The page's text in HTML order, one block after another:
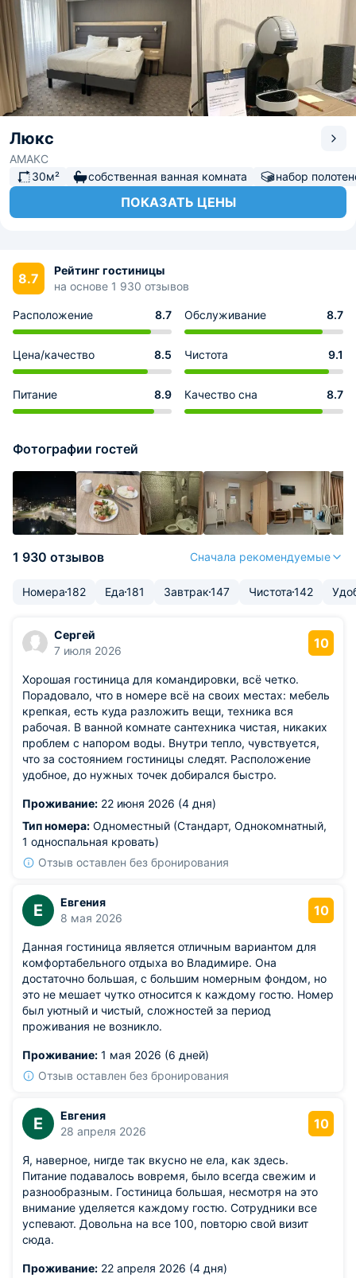
Люкс
АМАКС
30м²
собственная ванная комната набор
ПОКАЗАТЬ ЦЕНЫ
8.7
Рейтинг гостиницы
на основе 1 930 отзывов
Расположение 8.7 Обслуживание 8.7
Цена/качество 8.5 Чистота 9.1
Питание 8.9 Качество сна 8.7
Фотографии гостей
1 930 отзывов Сначала рекомендуемые
Номера182 Еда181 Завтрак147 Чистота142
Сергей
7 июля 2026
10
Хорошая гостиница для командировки, всё четко.
Порадовало, что в номере всё на своих местах: мебель
крепкая, есть куда разложить вещи, техника вся
рабочая. В ванной комнате сантехника чистая, никаких
проблем с напором воды. Внутри тепло, чувствуется,
что за состоянием гостиницы следят. Расположение
удобное, до нужных точек добирался быстро.
Проживание: 22 июня 2026 (4 дня)
Тип номера: Одноместный (Стандарт, Однокомнатный,
1 односпальная кровать)
Отзыв оставлен без бронирования
Е
Евгения
8 мая 2026
10
Данная гостиница является отличным вариантом для
комфортабельного отдыха во Владимире. Она
достаточно большая, с большим номерным фондом, но
это не мешает чутко относится к каждому гостю. Номер
был уютный и чистый, сложностей за период
проживания не возникло.
Проживание: 1 мая 2026 (6 дней)
Отзыв оставлен без бронирования
Е
Евгения
28 апреля 2026
10
Я, наверное, нигде так вкусно не ела, как здесь.
Питание подавалось вовремя, было всегда свежим и
разнообразным. Гостиница большая, несмотря на это
внимание уделяется каждому гостю. Сотрудники все
успевают. Довольна на все 100, повторю свой визит
сюда.
Проживание: 22 апреля 2026 (4 дня)